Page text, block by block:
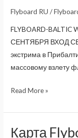
Flyboard RU /
FLYBOARD-BALTIC
СЕНТЯБРЯ ВХОД
экстрима в
массовому взлету
FLYBOARD
BALTIC
WEEKEND
Read More »
Карта